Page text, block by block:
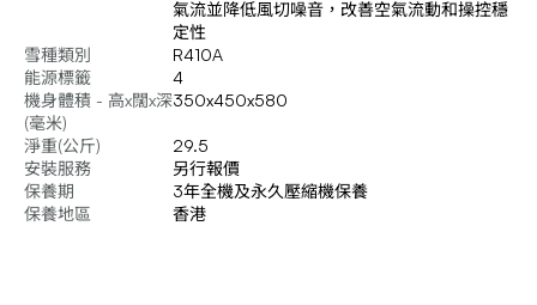
氣流並降低風切噪音，改善空氣流動和操控穩
定性
雪種類別
R410A
能源標籤
4
機身體積 - 高x闊x深
(毫米)
350x450x580
淨重(公斤)
29.5
安裝服務
另行報價
保養期
3年全機及永久壓縮機保養
保養地區
香港